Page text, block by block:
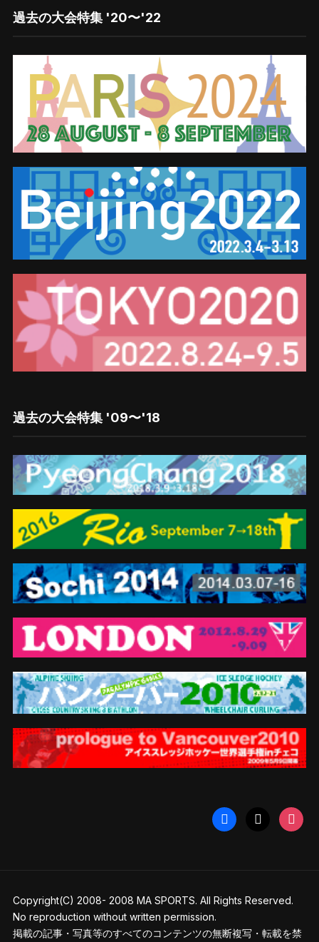
す
過去の大会特集 '20〜'22
過去の大会特集 '09〜'18
facebook
Copyright(C) 2008- 2008 MA SPORTS. All Rights Reserved.
No reproduction without written permission.
掲載の記事・写真等のすべてのコンテンツの無断複写・転載を禁